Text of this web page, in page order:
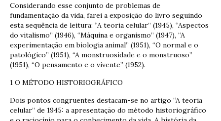
Considerando esse conjunto de problemas de
fundamentação da vida, farei a exposição do livro seguindo
esta sequência de leitura: “A teoria celular” (1945), “Aspectos
do vitalismo” (1946), “Máquina e organismo” (1947), “A
experimentação em biologia animal” (1951), “O normal e o
patológico” (1951), “A monstruosidade e o monstruoso”
(1951), “O pensamento e o vivente” (1952).
1 O MÉTODO HISTORIOGRÁFICO
Dois pontos congruentes destacam-se no artigo “A teoria
celular” de 1945: a apresentação do método historiográfico